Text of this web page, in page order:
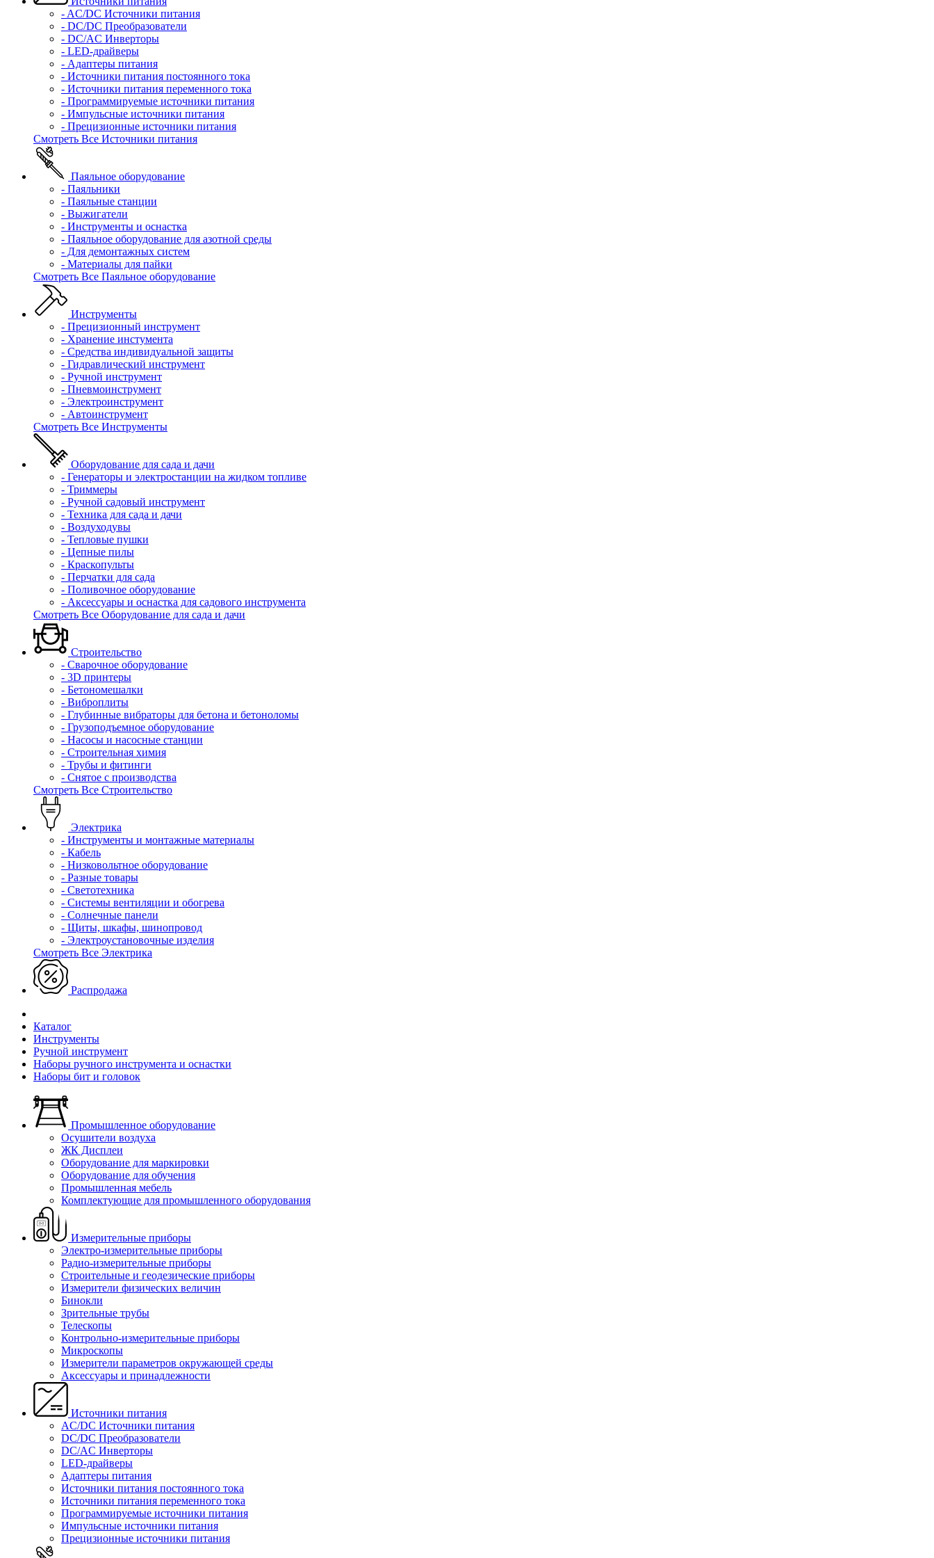
- AC/DC Источники питания
- DC/DC Преобразователи
- DC/AC Инверторы
- LED-драйверы
- Адаптеры питания
- Источники питания постоянного тока
- Источники питания переменного тока
- Программируемые источники питания
- Импульсные источники питания
- Прецизионные источники питания
Смотреть Все Источники питания
Паяльное оборудование
- Паяльники
- Паяльные станции
- Выжигатели
- Инструменты и оснастка
- Паяльное оборудование для азотной среды
- Для демонтажных систем
- Материалы для пайки
Смотреть Все Паяльное оборудование
Инструменты
- Прецизионный инструмент
- Хранение инстумента
- Средства индивидуальной защиты
- Гидравлический инструмент
- Ручной инструмент
- Пневмоинструмент
- Электроинструмент
- Автоинструмент
Смотреть Все Инструменты
Оборудование для сада и дачи
- Генераторы и электростанции на жидком топливе
- Триммеры
- Ручной садовый инструмент
- Техника для сада и дачи
- Воздуходувы
- Тепловые пушки
- Цепные пилы
- Краскопульты
- Перчатки для сада
- Поливочное оборудование
- Аксессуары и оснастка для садового инструмента
Смотреть Все Оборудование для сада и дачи
Строительство
- Сварочное оборудование
- 3D принтеры
- Бетономешалки
- Виброплиты
- Глубинные вибраторы для бетона и бетоноломы
- Грузоподъемное оборудование
- Насосы и насосные станции
- Строительная химия
- Трубы и фитинги
- Снятое с производства
Смотреть Все Строительство
Электрика
- Инструменты и монтажные материалы
- Кабель
- Низковольтное оборудование
- Разные товары
- Светотехника
- Системы вентиляции и обогрева
- Солнечные панели
- Щиты, шкафы, шинопровод
- Электроустановочные изделия
Смотреть Все Электрика
Распродажа
Каталог
Инструменты
Ручной инструмент
Наборы ручного инструмента и оснастки
Наборы бит и головок
Промышленное оборудование
Осушители воздуха
ЖК Дисплеи
Оборудование для маркировки
Оборудование для обучения
Промышленная мебель
Комплектующие для промышленного оборудования
Измерительные приборы
Электро-измерительные приборы
Радио-измерительные приборы
Строительные и геодезические приборы
Измерители физических величин
Бинокли
Зрительные трубы
Телескопы
Контрольно-измерительные приборы
Микроскопы
Измерители параметров окружающей среды
Аксессуары и принадлежности
Источники питания
AC/DC Источники питания
DC/DC Преобразователи
DC/AC Инверторы
LED-драйверы
Адаптеры питания
Источники питания постоянного тока
Источники питания переменного тока
Программируемые источники питания
Импульсные источники питания
Прецизионные источники питания